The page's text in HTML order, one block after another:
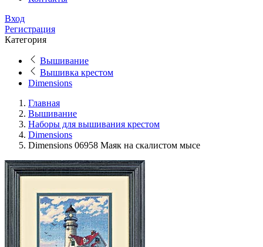
Вход
Регистрация
Категория
Вышивание
Вышивка крестом
Dimensions
Главная
Вышивание
Наборы для вышивания крестом
Dimensions
Dimensions 06958 Маяк на скалистом мысе